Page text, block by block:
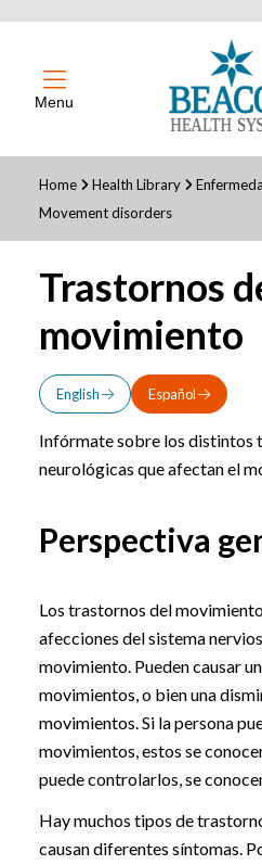
Menu
Home Health Library
Movement disorders
Trastornos
movimiento
English Español
Infórmate sobre los distintos
neurológicas que afectan el
Perspectiva
Los trastornos del
afecciones del sistema
movimiento. Pueden causar
movimientos, o bien una
movimientos. Si la persona
movimientos, estos se
puede controlarlos, se
Hay muchos tipos de
causan diferentes síntomas.